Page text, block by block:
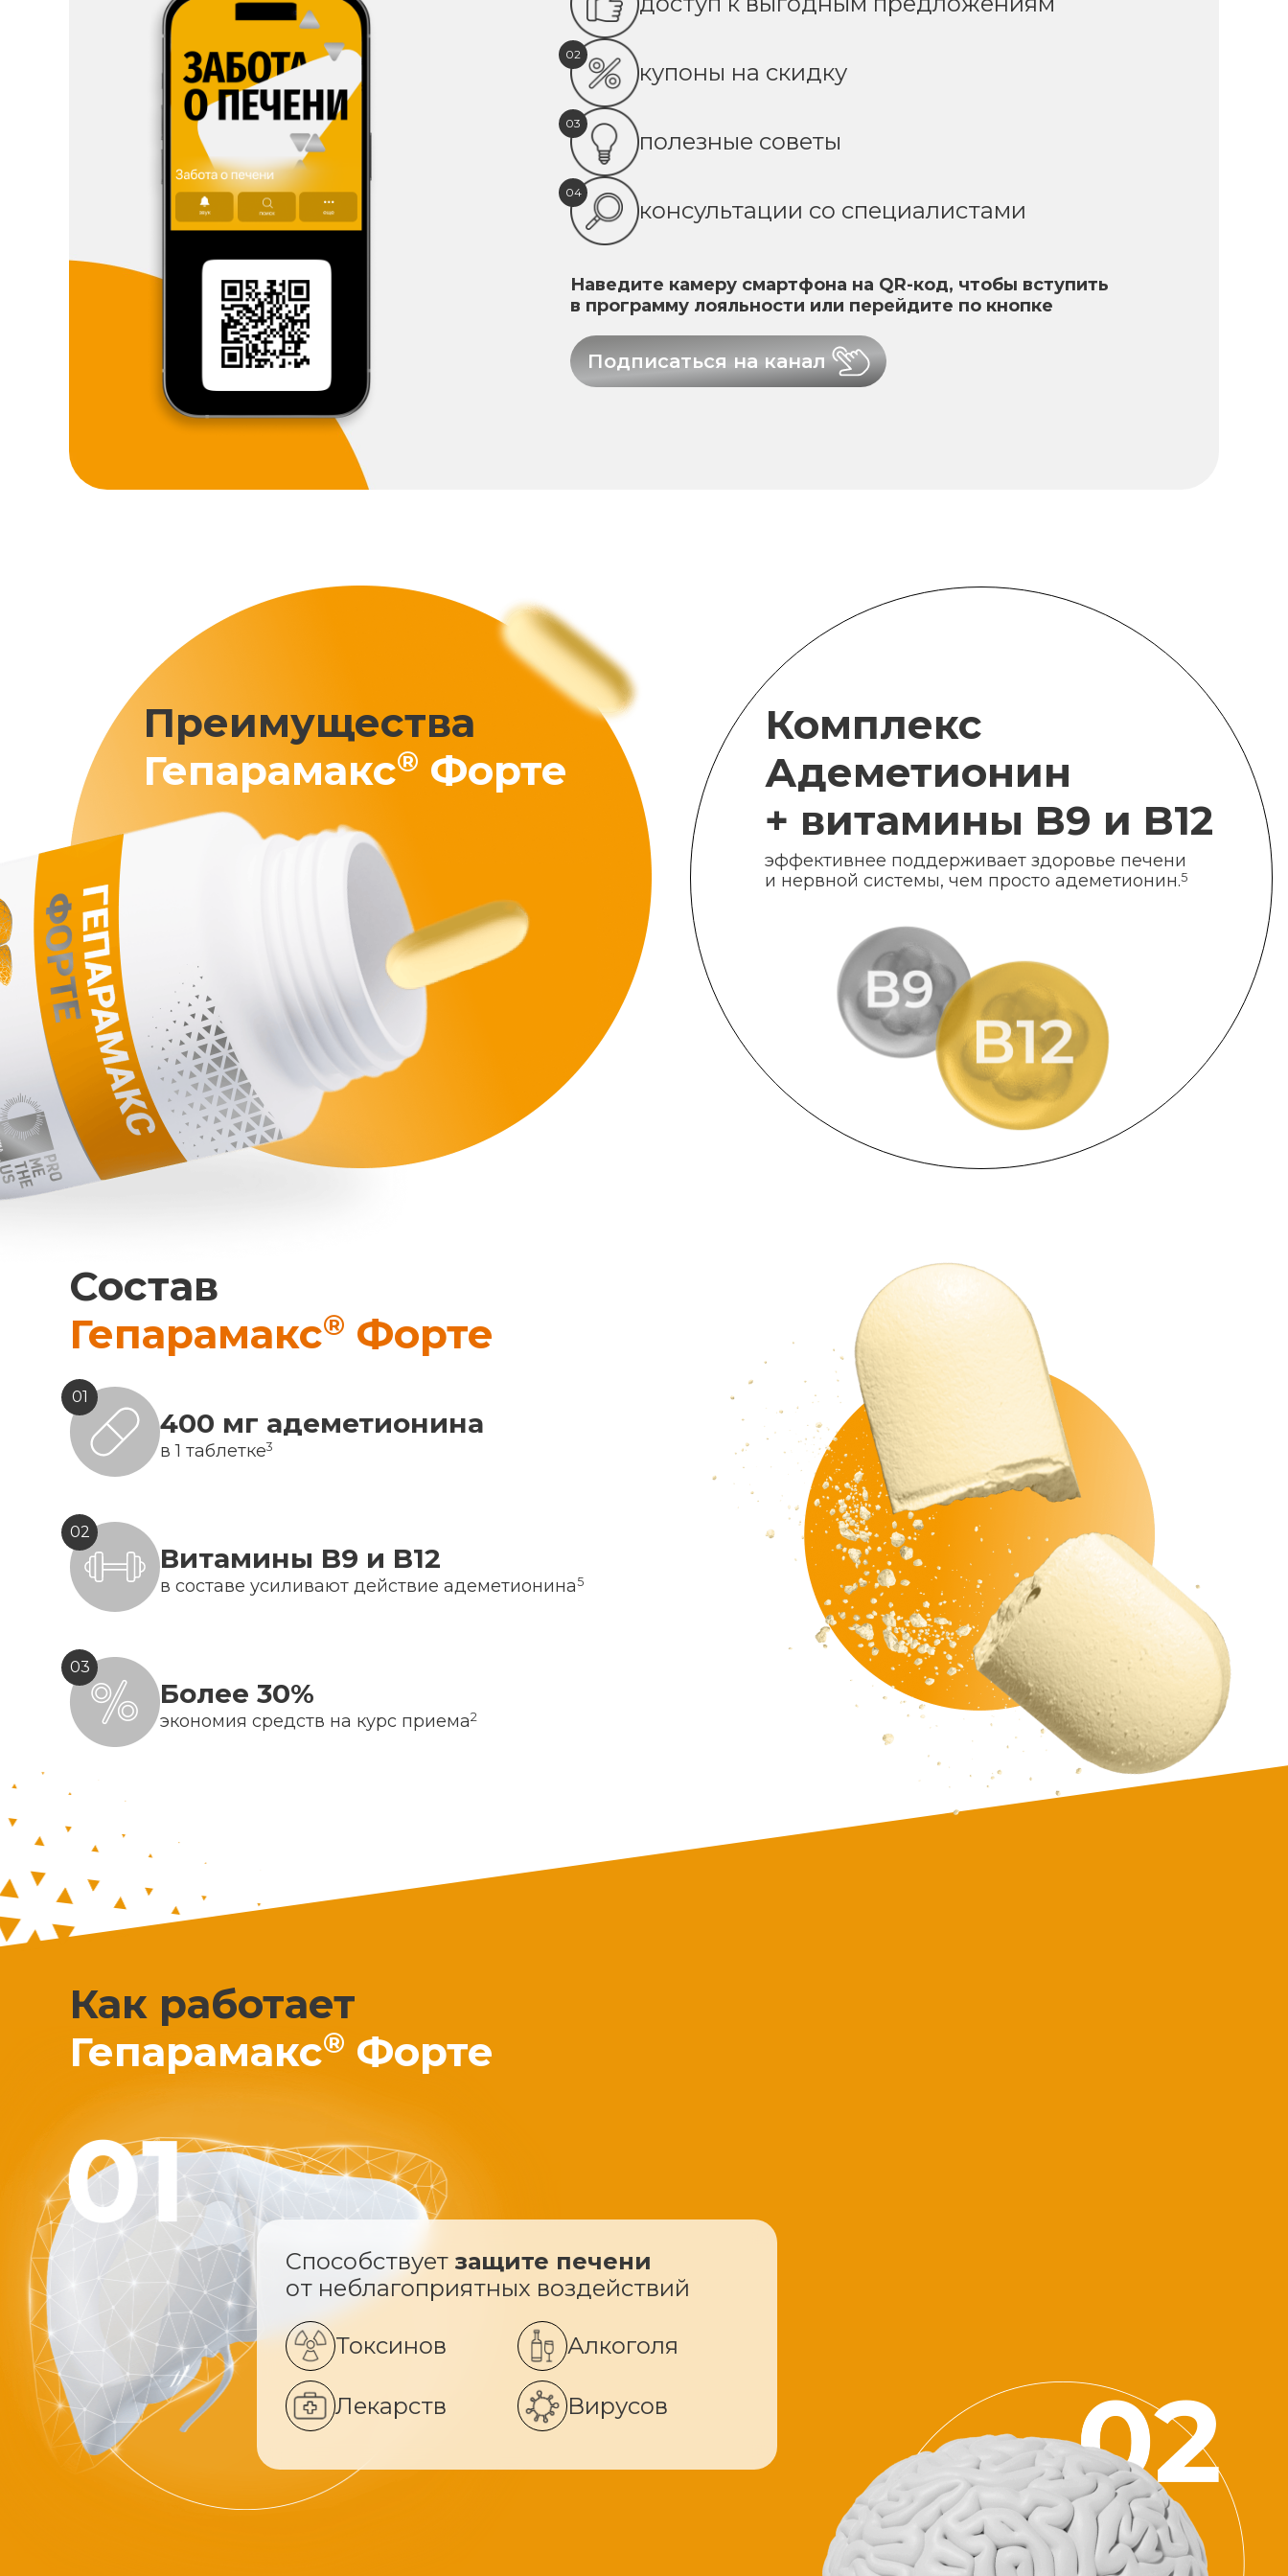
02
купоны на скидку
03
полезные советы
04
консультации со специалистами
Наведите камеру смартфона на QR-код, чтобы вступить
в программу лояльности или перейдите по кнопке
Подписаться на канал
Преимущества
Гепарамакс® Форте
Комплекс
Адеметионин
+ витамины B9 и B12
эффективнее поддерживает здоровье печени
и нервной системы, чем просто адеметионин.5
Состав
Гепарамакс® Форте
01
400 мг адеметионина
в 1 таблетке3
02
Витамины B9 и B12
в составе усиливают действие адеметионина5
03
Более 30%
экономия средств на курс приема2
Как работает
Гепарамакс® Форте
Способствует защите печени
от неблагоприятных воздействий
Токсинов Алкоголя
Лекарств Вирусов